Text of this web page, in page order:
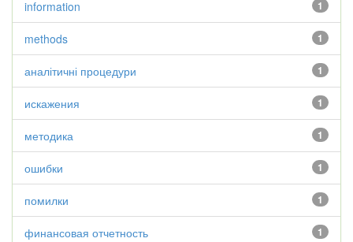
1
information
1
methods
1
аналітичні процедури
1
искажения
1
методика
1
ошибки
1
помилки
1
финансовая отчетность